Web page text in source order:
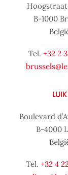
B-1000
Tel. +32 2
LUIK
Boulevard
B-4000
Tel. +32 4